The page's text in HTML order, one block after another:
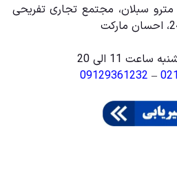
سبلان، مجتمع تجاری تفریحی
11 الی 20
–
09129361232